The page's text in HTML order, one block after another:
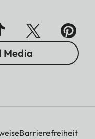
Media
Barrierefreiheit